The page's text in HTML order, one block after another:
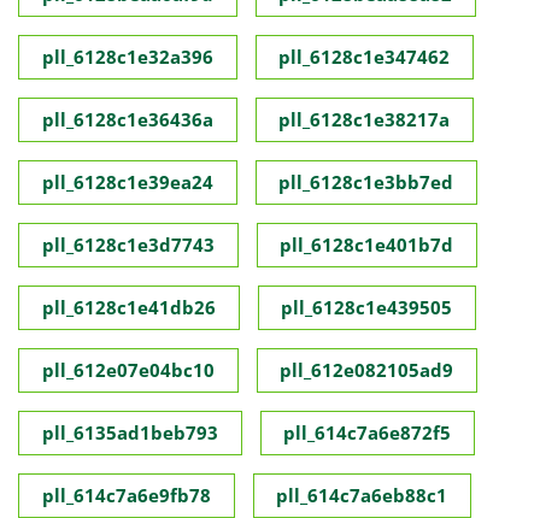
pll_6128c1e32a396 pll_6128c1e347462
pll_6128c1e36436a pll_6128c1e38217a
pll_6128c1e39ea24 pll_6128c1e3bb7ed
pll_6128c1e3d7743 pll_6128c1e401b7d
pll_6128c1e41db26 pll_6128c1e439505
pll_612e07e04bc10 pll_612e082105ad9
pll_6135ad1beb793 pll_614c7a6e872f5
pll_614c7a6e9fb78 pll_614c7a6eb88c1